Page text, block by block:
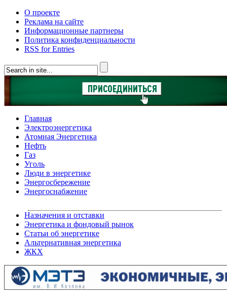
О проекте
Реклама на сайте
Информационные партнеры
Политика конфиденциальности
RSS for Entries
Главная
Электроэнергетика
Атомная Энергетика
Нефть
Газ
Уголь
Люди в энергетике
Энергосбережение
Энергоснабжение
Назначения и отставки
Энергетика и фондовый рынок
Статьи об энергетике
Альтернативная энергетика
ЖКХ